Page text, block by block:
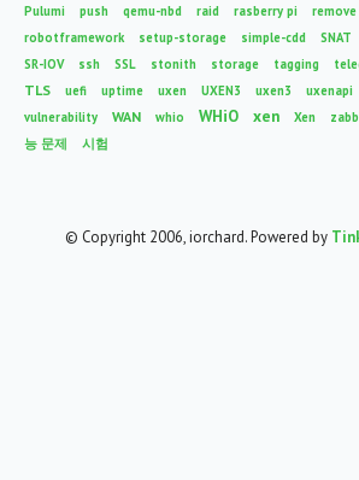
Pulumi
push qemu-nbd raid rasberry pi remove
robotframework
setup-storage simple-cdd SNAT
SR-IOV
ssh SSL stonith storage tagging
TLS uefi uptime uxen UXEN3 uxen3 uxenapi
vulnerability
WAN whio WHiO xen Xen
능 문제
시험
© Copyright 2006, iorchard. Powered by